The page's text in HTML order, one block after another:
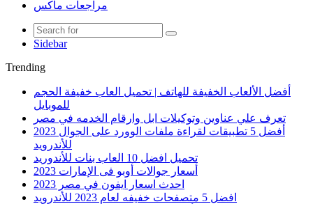
مراجعات ماكس
Sidebar
Trending
أفضل الألعاب الخفيفة للهاتف | تحميل العاب خفيفة الحجم
للموبايل
تعرف علي عناوين وتوكيلات ابل وارقام الخدمه في مصر
أفضل 5 تطبيقات لقراءة ملفات الوورد على الجوال 2023
للأندرويد
تحميل افضل 10 العاب بنات للأندوريد
أسعار جوالات أوبو فى الإمارات 2023
احدث اسعار ايفون في مصر 2023
افضل 5 متصفحات خفيفه لعام 2023 للأندرويد